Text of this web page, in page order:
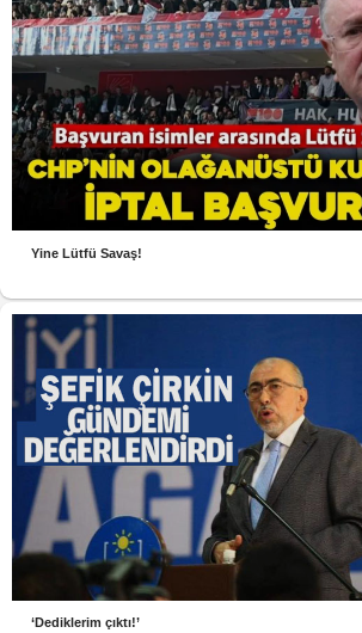
Yine Lütfü Savaş!
‘Dediklerim çıktı!’